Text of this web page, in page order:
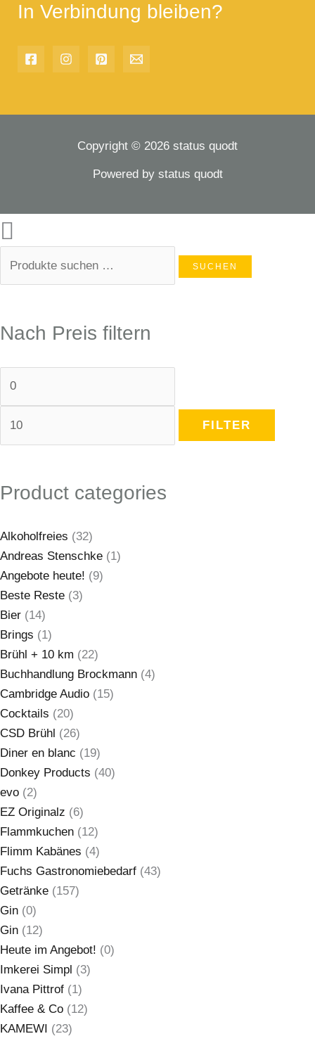
In Verbindung bleiben?
Copyright © 2026 status quodt
Powered by status quodt
SUCHEN
Nach Preis filtern
FILTER
Product categories
Alkoholfreies (32)
Andreas Stenschke (1)
Angebote heute! (9)
Beste Reste (3)
Bier (14)
Brings (1)
Brühl + 10 km (22)
Buchhandlung Brockmann (4)
Cambridge Audio (15)
Cocktails (20)
CSD Brühl (26)
Diner en blanc (19)
Donkey Products (40)
evo (2)
EZ Originalz (6)
Flammkuchen (12)
Flimm Kabänes (4)
Fuchs Gastronomiebedarf (43)
Getränke (157)
Gin (0)
Gin (12)
Heute im Angebot! (0)
Imkerei Simpl (3)
Ivana Pittrof (1)
Kaffee & Co (12)
KAMEWI (23)